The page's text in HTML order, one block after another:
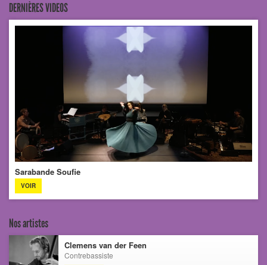
DERNIÈRES VIDEOS
Sarabande Soufie
VOIR
Nos artistes
Clemens van der Feen
Contrebassiste